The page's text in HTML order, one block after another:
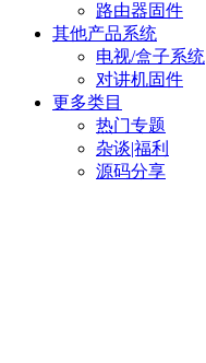
路由器固件
其他产品系统
电视/盒子系统
对讲机固件
更多类目
热门专题
杂谈|福利
源码分享